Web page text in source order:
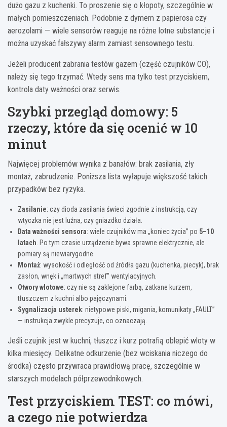
dużo gazu z kuchenki. To proszenie się o kłopoty, szczególnie w
małych pomieszczeniach. Podobnie z dymem z papierosa czy
aerozolami — wiele sensorów reaguje na różne lotne substancje i
można uzyskać fałszywy alarm zamiast sensownego testu.
Jeżeli producent zabrania testów gazem (część czujników CO),
należy się tego trzymać. Wtedy sens ma tylko test przyciskiem,
kontrola daty ważności oraz serwis.
Szybki przegląd domowy: 5
rzeczy, które da się ocenić w 10
minut
Najwięcej problemów wynika z banałów: brak zasilania, zły
montaż, zabrudzenie. Poniższa lista wyłapuje większość takich
przypadków bez ryzyka.
Zasilanie: czy dioda zasilania świeci zgodnie z instrukcją, czy
wtyczka nie jest luźna, czy gniazdko działa.
Data ważności sensora: wiele czujników ma „koniec życia” po 5–10
latach. Po tym czasie urządzenie bywa sprawne elektrycznie, ale
pomiary są niewiarygodne.
Montaż: wysokość i odległość od źródła gazu (kuchenka, piecyk), brak
zasłon, wnęk i „martwych stref” wentylacyjnych.
Otwory wlotowe: czy nie są zaklejone farbą, zatkane kurzem,
tłuszczem z kuchni albo pajęczynami.
Sygnalizacja usterek: nietypowe piski, migania, komunikaty „FAULT”
— instrukcja zwykle precyzuje, co oznaczają.
Jeśli czujnik jest w kuchni, tłuszcz i kurz potrafią oblepić wloty w
kilka miesięcy. Delikatne odkurzenie (bez wciskania niczego do
środka) często przywraca prawidłową pracę, szczególnie w
starszych modelach półprzewodnikowych.
Test przyciskiem TEST: co mówi,
a czego nie potwierdza